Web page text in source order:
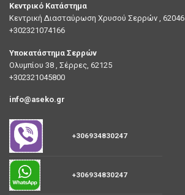
Κεντρικό Κατάστημα
Κεντρική Διασταύρωση Χρυσού Σερρών , 62046
+302321074166
Υποκατάστημα Σερρών
Ολυμπίου 38 , Σέρρες, 62125
+302321045800
info@aseko.gr
+306934830247
+306934830247